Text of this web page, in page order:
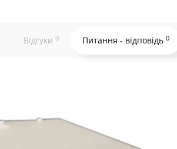
Відгуки 0 Питання - відповідь 0